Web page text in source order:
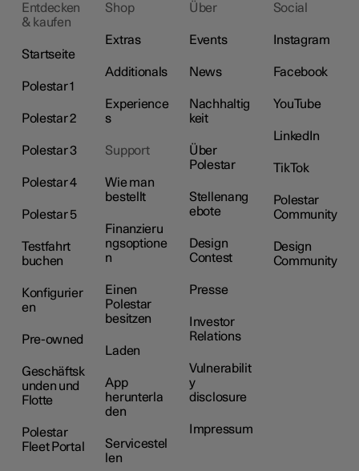
Entdecken
& kaufen
Startseite
Polestar 1
Polestar 2
Polestar 3
Polestar 4
Polestar 5
Testfahrt
buchen
Konfigurier
en
Pre-owned
Geschäftsk
unden und
Flotte
Polestar
Fleet Portal
Shop
Extras
Additionals
Experience
s
Support
Wie man
bestellt
Finanzieru
ngsoptione
n
Einen
Polestar
besitzen
Laden
App
herunterla
den
Servicestel
len
Über
Events
News
Nachhaltig
keit
Über
Polestar
Stellenang
ebote
Design
Contest
Presse
Investor
Relations
Vulnerabilit
y
disclosure
Impressum
Social
Instagram
Facebook
YouTube
LinkedIn
TikTok
Polestar
Community
Design
Community